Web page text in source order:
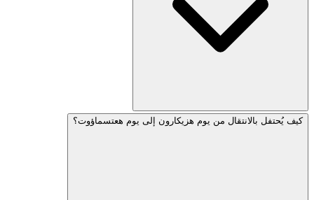
تتلو مجتمعات كثيرة هلِّل (مع بركة أو بدونها)، والصلاة من أجل
كيف يُحتفل بالانتقال من يوم هزيكارون إلى يوم هعتسماؤوت؟